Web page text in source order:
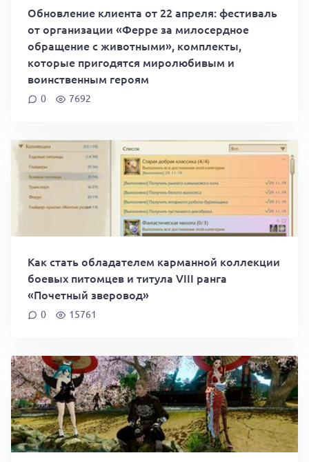
Обновление клиента от 22 апреля: фестиваль
от организации «Ферре за милосердное
обращение с животными», комплекты,
которые пригодятся миролюбивым и
воинственным героям
0 7692
Как стать обладателем карманной коллекции
боевых питомцев и титула VIII ранга
«Почетный зверовод»
0 15761